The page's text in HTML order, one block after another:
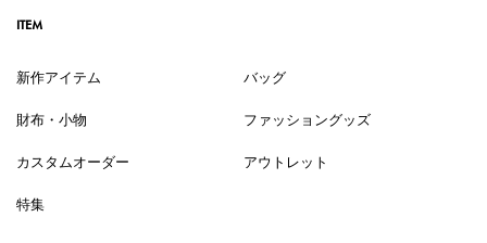
ITEM
新作アイテム バッグ
財布・小物 ファッショングッズ
カスタムオーダー アウトレット
特集